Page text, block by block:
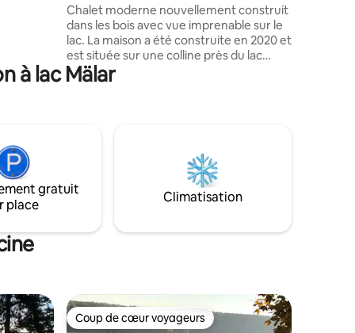
salon
sur le lac
Chalet moderne nouvellement construit
dans les bois avec vue imprenable sur le
lac. La maison a été construite en 2020 et
est située sur une colline près du lac
Mälaren à seulement 1 heure de
Stockholm. La maison dispose de
1 salle de bains avec toilettes et 1 WC
pour les invités. Il y a également un sauna
nouvellement construit. Un grand
salon/cuisine avec une vue incroyable à
ne sont pas autorisées.
à lac Mälar
gratuit
place
Climatisation
Coup de cœur voyageurs
Coup de cœur voyageurs